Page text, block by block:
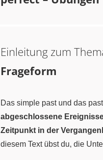
Einleitung zum
Frageform
Das simple past und das
abgeschlossene
Zeitpunkt in der
diesem Text übst du, die